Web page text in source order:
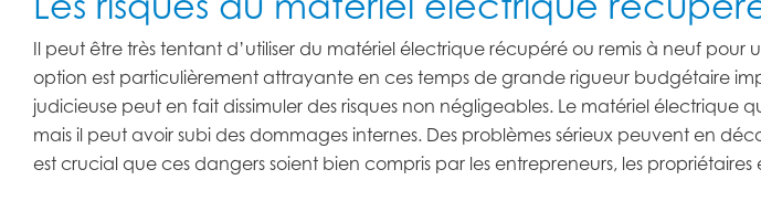
Il peut être très tentant d’utiliser du matériel électrique récupéré ou remis à neuf
option est particulièrement attrayante en ces temps de grande rigueur budgétaire
judicieuse peut en fait dissimuler des risques non négligeables. Le matériel
mais il peut avoir subi des dommages internes. Des problèmes sérieux peuvent en
est crucial que ces dangers soient bien compris par les entrepreneurs, les